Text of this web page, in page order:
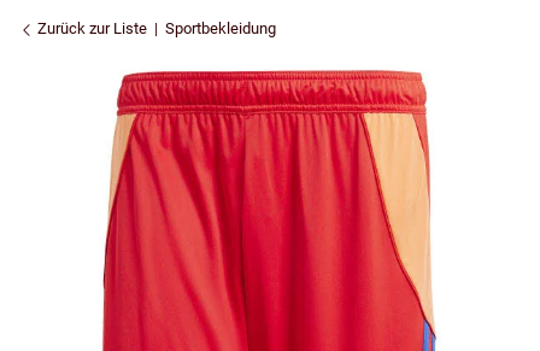
Zurück zur Liste Sportbekleidung